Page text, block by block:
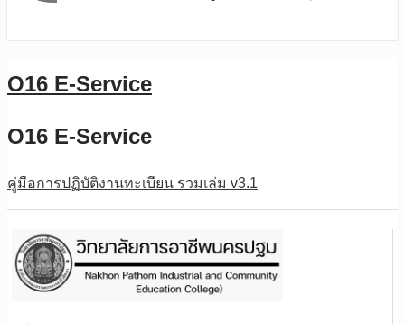
O16 E-Service
O16 E-Service
คู่มือการปฏิบัติงานทะเบียน รวมเล่ม v3.1